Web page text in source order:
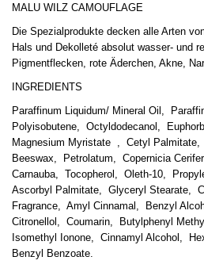
MALU WILZ CAMOUFLAGE
Die Spezialprodukte decken alle Arten
Hals und Dekolleté absolut wasser- und
Pigmentflecken, rote Äderchen, Akne,
INGREDIENTS
Paraffinum Liquidum/ Mineral Oil,
Polyisobutene,
Octyldodecanol,
Magnesium Myristate
Cetyl Palmitate,
Beeswax,
Petrolatum,
Copernicia
Carnauba,
Tocopherol, Oleth-10,
Ascorbyl Palmitate,
Glyceryl Stearate,
Fragrance,
Amyl Cinnamal, Benzyl
Citronellol,
Coumarin, Butylphenyl
Isomethyl Ionone,
Cinnamyl Alcohol,
Benzyl Benzoate.